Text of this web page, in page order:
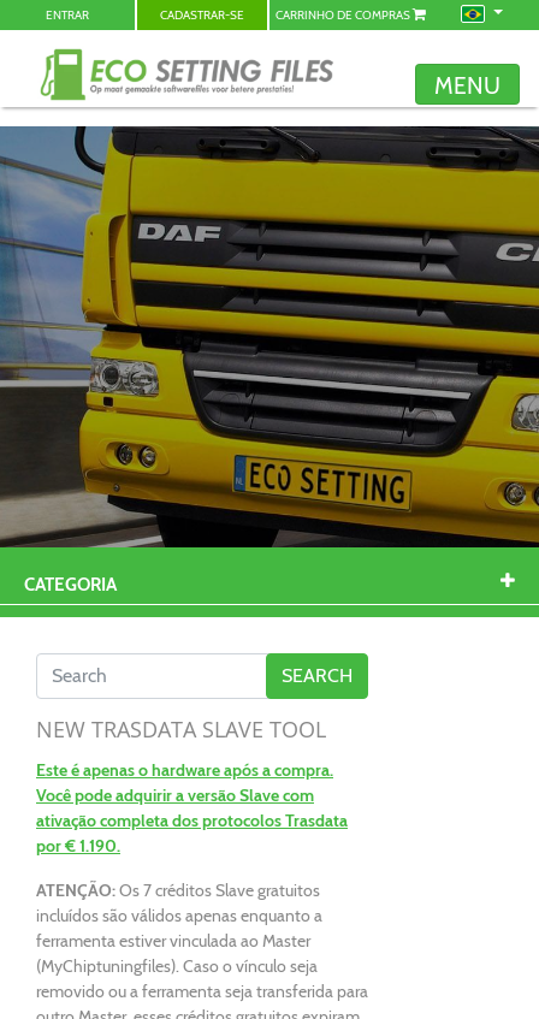
ENTRAR CADASTRAR-SE CARRINHO DE COMPRAS
MENU
CATEGORIA
NEW TRASDATA SLAVE TOOL
Este é apenas o hardware após a compra.
Você pode adquirir a versão Slave com
ativação completa dos protocolos Trasdata
por € 1.190.
ATENÇÃO:Os 7 créditos Slave gratuitos
incluídos são válidos apenas enquanto a
ferramenta estiver vinculada ao Master
(MyChiptuningfiles). Caso o vínculo seja
removido ou a ferramenta seja transferida para